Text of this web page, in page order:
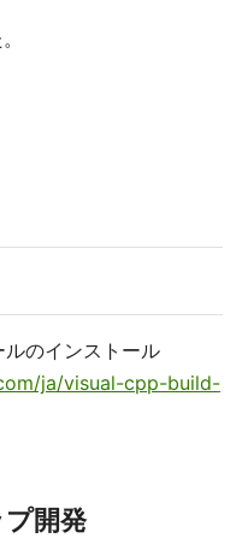
のインストール
ja/visual-cpp-build-
開発